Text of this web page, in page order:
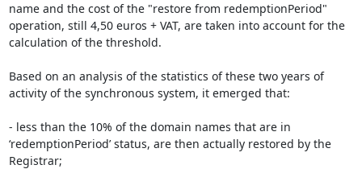
name and the cost of the "restore from redemptionPeriod"
operation, still 4,50 euros + VAT, are taken into account for the
calculation of the threshold.
Based on an analysis of the statistics of these two years of
activity of the synchronous system, it emerged that:
- less than the 10% of the domain names that are in
‘redemptionPeriod’ status, are then actually restored by the
Registrar;